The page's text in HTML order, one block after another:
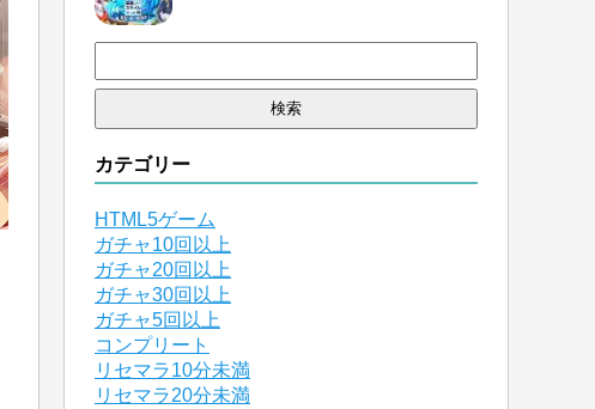
索:
カテゴリー
HTML5ゲーム
ガチャ10回以上
ガチャ20回以上
ガチャ30回以上
ガチャ5回以上
コンプリート
リセマラ10分未満
リセマラ20分未満